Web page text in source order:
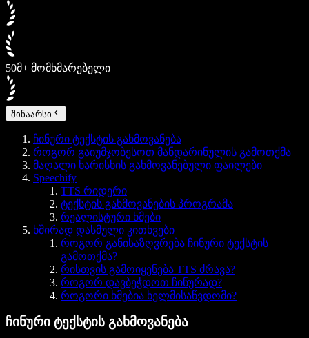
50მ+ მომხმარებელი
შინაარსი
ჩინური ტექსტის გახმოვანება
როგორ გაიუმჯობესოთ მანდარინულის გამოთქმა
მაღალი ხარისხის გახმოვანებული ფაილები
Speechify
TTS რიდერი
ტექსტის გახმოვანების პროგრამა
რეალისტური ხმები
ხშირად დასმული კითხვები
როგორ განისაზღვრება ჩინური ტექსტის
გამოთქმა?
რისთვის გამოიყენება TTS ძრავა?
როგორ დავბეჭდოთ ჩინურად?
როგორი ხმებია ხელმისაწვდომი?
ჩინური ტექსტის გახმოვანება